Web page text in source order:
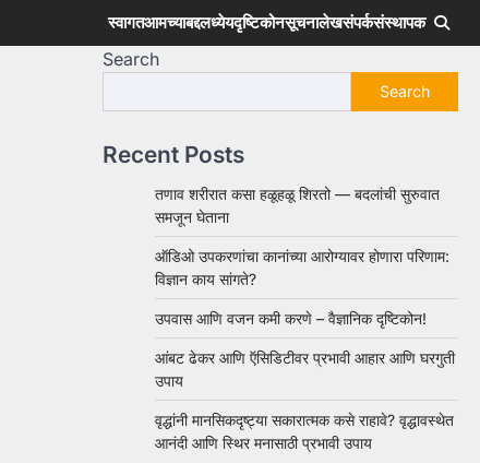
स्वागतआमच्याबद्दलध्येयदृष्टिकोनसूचनालेखसंपर्कसंस्थापक
Search
Search
Recent Posts
तणाव शरीरात कसा हळूहळू शिरतो — बदलांची सुरुवात
समजून घेताना
ऑडिओ उपकरणांचा कानांच्या आरोग्यावर होणारा परिणाम:
विज्ञान काय सांगते?
उपवास आणि वजन कमी करणे – वैज्ञानिक दृष्टिकोन!
आंबट ढेकर आणि ऍसिडिटीवर प्रभावी आहार आणि घरगुती
उपाय
वृद्धांनी मानसिकदृष्ट्या सकारात्मक कसे राहावे? वृद्धावस्थेत
आनंदी आणि स्थिर मनासाठी प्रभावी उपाय